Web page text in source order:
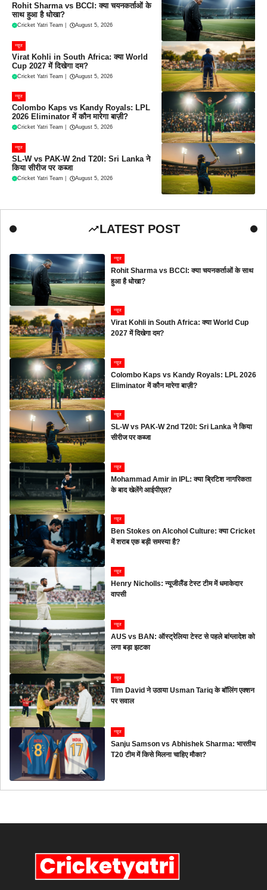
Rohit Sharma vs BCCI: क्या चयनकर्ताओं के
साथ हुआ है धोखा?
Cricket Yatri Team August 5, 2026
न्यूज
Virat Kohli in South Africa: क्या World
Cup 2027 में दिखेगा दम?
Cricket Yatri Team August 5, 2026
न्यूज
Colombo Kaps vs Kandy Royals: LPL
2026 Eliminator में कौन मारेगा बाज़ी?
Cricket Yatri Team August 5, 2026
न्यूज
SL-W vs PAK-W 2nd T20I: Sri Lanka ने
किया सीरीज पर कब्जा
Cricket Yatri Team August 5, 2026
LATEST POST
न्यूज
Rohit Sharma vs BCCI: क्या चयनकर्ताओं के साथ
हुआ है धोखा?
न्यूज
Virat Kohli in South Africa: क्या World Cup
2027 में दिखेगा दम?
न्यूज
Colombo Kaps vs Kandy Royals: LPL 2026
Eliminator में कौन मारेगा बाज़ी?
न्यूज
SL-W vs PAK-W 2nd T20I: Sri Lanka ने किया
सीरीज पर कब्जा
न्यूज
Mohammad Amir in IPL: क्या ब्रिटिश नागरिकता
के बाद खेलेंगे आईपीएल?
न्यूज
Ben Stokes on Alcohol Culture: क्या Cricket
में शराब एक बड़ी समस्या है?
न्यूज
Henry Nicholls: न्यूजीलैंड टेस्ट टीम में धमाकेदार
वापसी
न्यूज
AUS vs BAN: ऑस्ट्रेलिया टेस्ट से पहले बांग्लादेश को
लगा बड़ा झटका
न्यूज
Tim David ने उठाया Usman Tariq के बॉलिंग एक्शन
पर सवाल
न्यूज
Sanju Samson vs Abhishek Sharma: भारतीय
T20 टीम में किसे मिलना चाहिए मौका?